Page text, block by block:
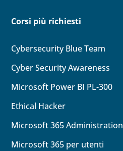
Corsi più richiesti
Cybersecurity Blue Team
Cyber Security Awareness
Microsoft Power BI PL-300
Ethical Hacker
Microsoft 365 Administration
Microsoft 365 per utenti